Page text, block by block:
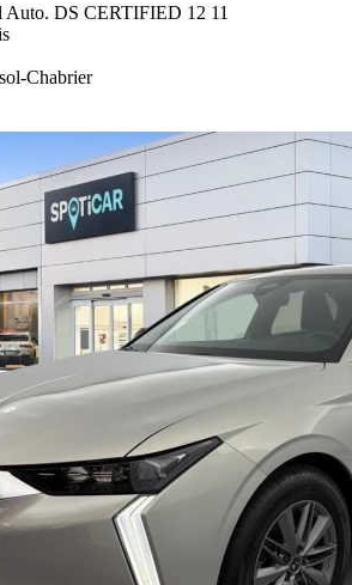
Auto. DS CERTIFIED 12 11
Chabrier